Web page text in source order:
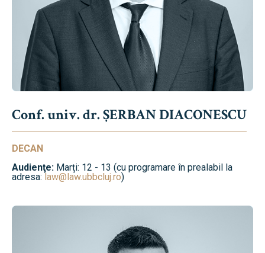
Conf. univ. dr. ȘERBAN DIACONESCU
DECAN
Audienţe: Marți: 12 - 13 (cu programare în prealabil la
adresa:law@law.ubbcluj.ro)